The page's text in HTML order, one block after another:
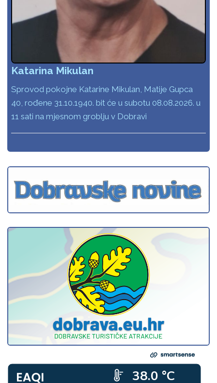
Katarina Mikulan
Sprovod pokojne Katarine Mikulan, Matije Gupca
40, rođene 31.10.1940. bit će u subotu 08.08.2026. u
11 sati na mjesnom groblju v Dobravi